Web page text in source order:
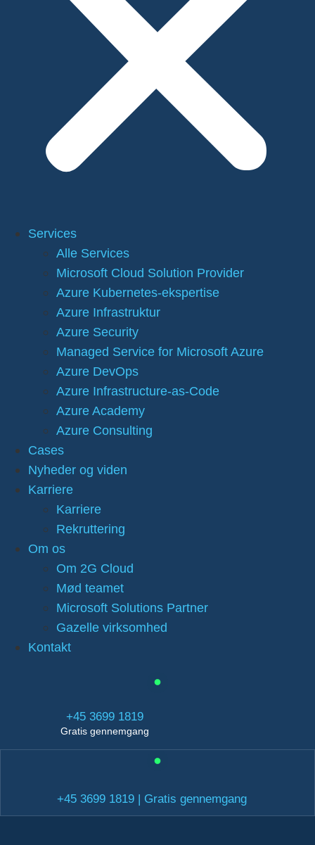
Services
Alle Services
Microsoft Cloud Solution Provider
Azure Kubernetes-ekspertise
Azure Infrastruktur
Azure Security
Managed Service for Microsoft Azure
Azure DevOps
Azure Infrastructure-as-Code
Azure Academy
Azure Consulting
Cases
Nyheder og viden
Karriere
Karriere
Rekruttering
Om os
Om 2G Cloud
Mød teamet
Microsoft Solutions Partner
Gazelle virksomhed
Kontakt
+45 3699 1819
Gratis gennemgang
+45 3699 1819 | Gratis gennemgang